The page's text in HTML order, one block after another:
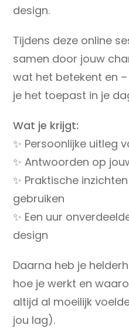
design.
Tijdens deze online
samen door jouw
wat het betekent en
je het toepast in je
Wat je krijgt:
✨ Persoonlijke uitleg
✨ Antwoorden op
✨ Praktische
gebruiken
✨ Een uur
design
Daarna heb je
hoe je werkt en
altijd al moeilijk
jou lag).